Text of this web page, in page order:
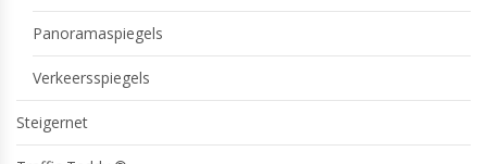
Panoramaspiegels
Verkeersspiegels
Steigernet